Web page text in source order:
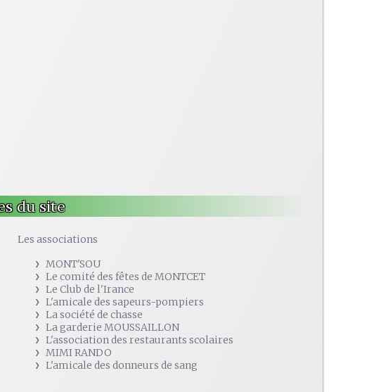
du site
Les associations
MONT'SOU
Le comité des fêtes de MONTCET
Le Club de l'Irance
L'amicale des sapeurs-pompiers
La société de chasse
La garderie MOUSSAILLON
L'association des restaurants scolaires
MIMI RANDO
L'amicale des donneurs de sang